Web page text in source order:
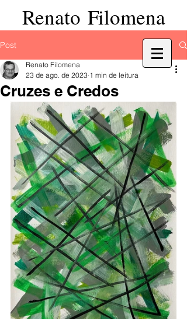
Renato Filomena
Post
Cruzes e Credos
Renato Filomena
23 de ago. de 2023 1 min de leitura